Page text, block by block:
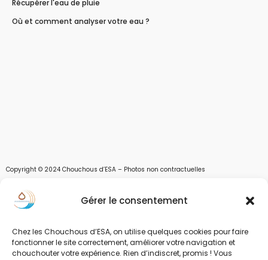
Gérer le consentement
Chez les Chouchous d’ESA, on utilise quelques cookies pour faire
fonctionner le site correctement, améliorer votre navigation et
chouchouter votre expérience. Rien d’indiscret, promis ! Vous
Récupérer l'eau de pluie
Où et comment analyser votre eau ?
Copyright © 2024 Chouchous d’ESA – Photos non contractuelles
Les chouchous d’Esa vous apportent toutes les solutions pour récupérer l’eau de
pluie, et des moyens pour stocker, filtrer, traiter et potabiliser l’eau d’un forage,
Soleil et Air nous proposons également des équipements pour décontaminer de
l’air par photocatalyse ou plasma froid et des équipements solaires.
www.chouchousdesa.fr est le site de e-commerce de la société ESA Evolutions,